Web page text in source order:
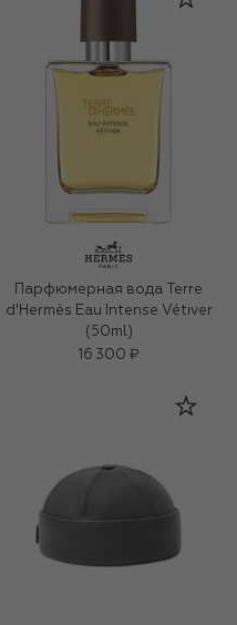
Парфюмерная вода Terre
d'Hermès Eau Intense Vétiver
(50ml)
16 300 ₽